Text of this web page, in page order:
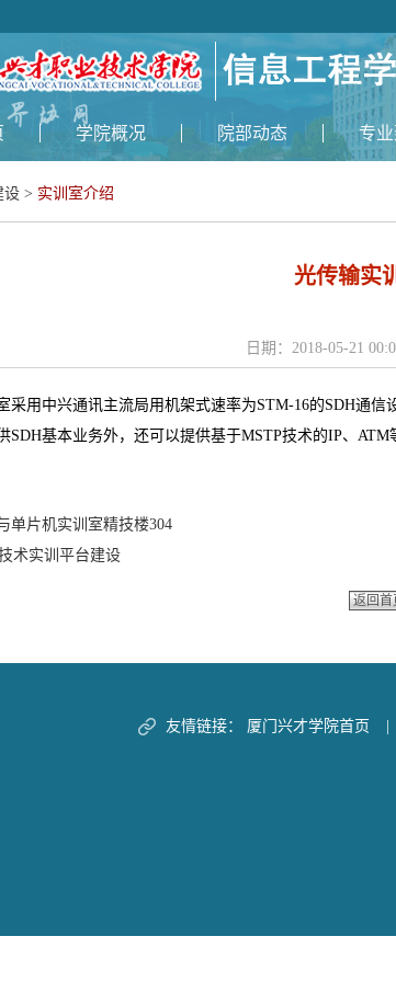
学院概况 院部动态 专
设 > 实训室介绍
光传输实
日期：2018-05-21
中兴通讯主流局用机架式速率为STM-16的SDH通信
SDH基本业务外，还可以提供基于MSTP技术的IP、
单片机实训室精技楼304
术实训平台建设
返回首
友情链接： 厦门兴才学院首页